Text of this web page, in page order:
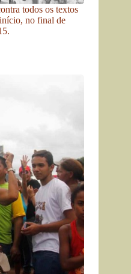
todos os textos
no final de